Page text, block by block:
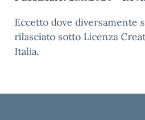
Eccetto dove diversamente
rilasciato sotto Licenza
Italia.